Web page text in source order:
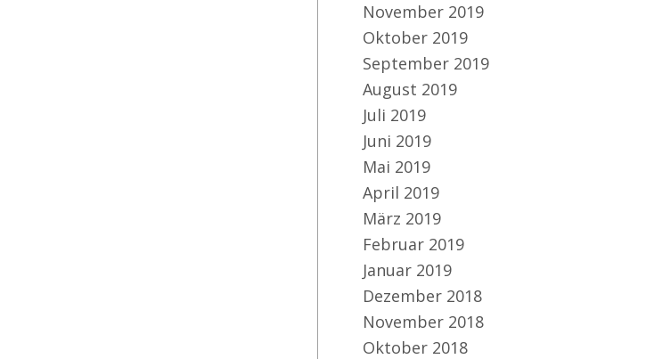
November 2019
Oktober 2019
September 2019
August 2019
Juli 2019
Juni 2019
Mai 2019
April 2019
März 2019
Februar 2019
Januar 2019
Dezember 2018
November 2018
Oktober 2018